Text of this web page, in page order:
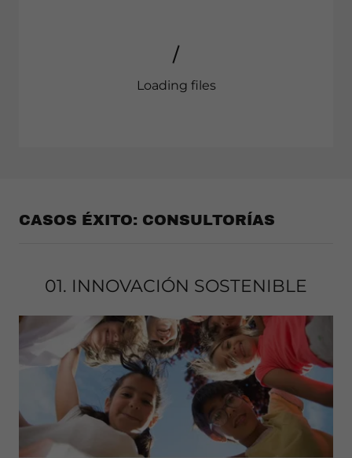
Loading files
CASOS ÉXITO: CONSULTORÍAS
01. INNOVACIÓN SOSTENIBLE